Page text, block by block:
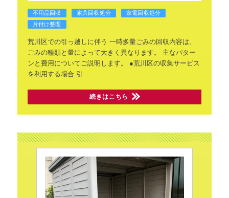
不用品回収 家具回収処分
家電回収処分
片付け整理
荒川区での引っ越しに伴う 一時多量ごみの回収内容は、
ごみの種類と量によって大きく異なります。
主なパター
ンと費用についてご説明します。
●荒川区の収集サービス
を利用する場合 引
続きはこちら